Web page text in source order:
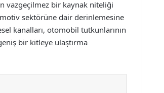
vazgeçilmez bir kaynak niteliği
sektörüne dair derinlemesine
kanalları, otomobil tutkunlarının
bir kitleye ulaştırma